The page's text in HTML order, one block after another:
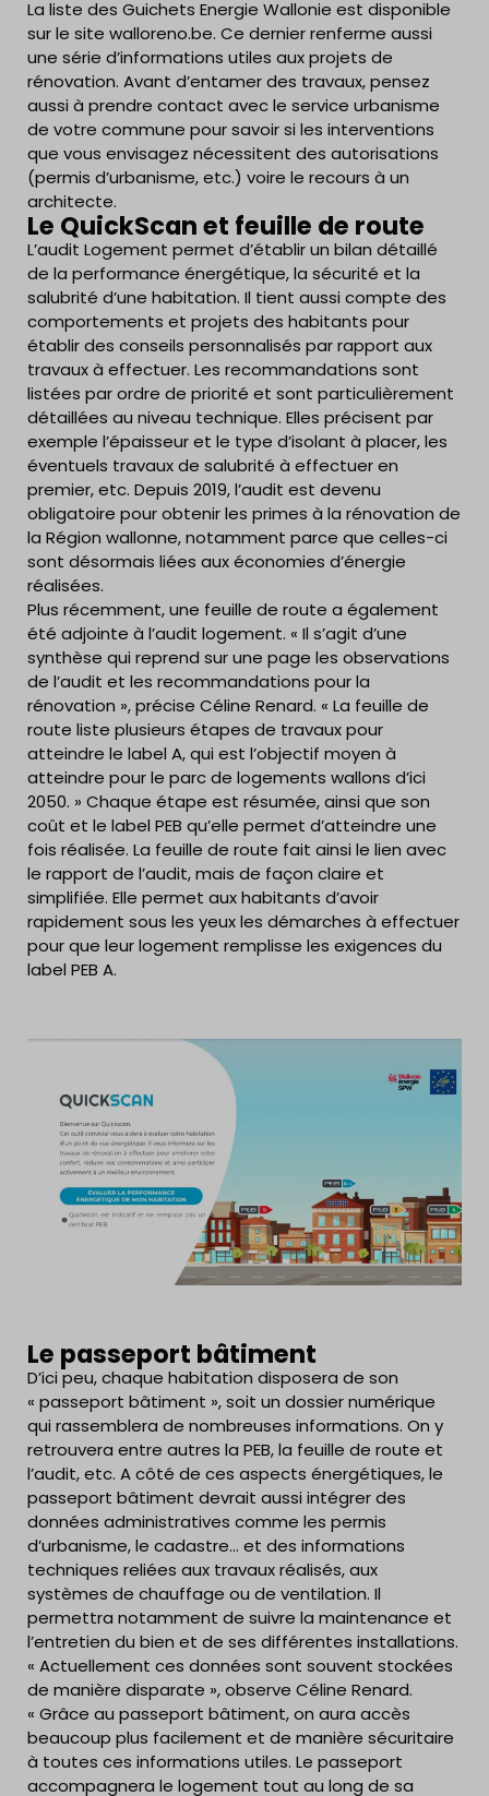
La liste des Guichets Energie Wallonie est disponible
sur le site walloreno.be. Ce dernier renferme aussi
une série d’informations utiles aux projets de
rénovation. Avant d’entamer des travaux, pensez
aussi à prendre contact avec le service urbanisme
de votre commune pour savoir si les interventions
que vous envisagez nécessitent des autorisations
(permis d’urbanisme, etc.) voire le recours à un
architecte.
Le QuickScan et feuille de route
L’audit Logement permet d’établir un bilan détaillé
de la performance énergétique, la sécurité et la
salubrité d’une habitation. Il tient aussi compte des
comportements et projets des habitants pour
établir des conseils personnalisés par rapport aux
travaux à effectuer. Les recommandations sont
listées par ordre de priorité et sont particulièrement
détaillées au niveau technique. Elles précisent par
exemple l’épaisseur et le type d’isolant à placer, les
éventuels travaux de salubrité à effectuer en
premier, etc. Depuis 2019, l’audit est devenu
obligatoire pour obtenir les primes à la rénovation de
la Région wallonne, notamment parce que celles-ci
sont désormais liées aux économies d’énergie
réalisées.
Plus récemment, une feuille de route a également
été adjointe à l’audit logement. « Il s’agit d’une
synthèse qui reprend sur une page les observations
de l’audit et les recommandations pour la
rénovation », précise Céline Renard. « La feuille de
route liste plusieurs étapes de travaux pour
atteindre le label A, qui est l’objectif moyen à
atteindre pour le parc de logements wallons d’ici
2050. » Chaque étape est résumée, ainsi que son
coût et le label PEB qu’elle permet d’atteindre une
fois réalisée. La feuille de route fait ainsi le lien avec
le rapport de l’audit, mais de façon claire et
simplifiée. Elle permet aux habitants d’avoir
rapidement sous les yeux les démarches à effectuer
pour que leur logement remplisse les exigences du
label PEB A.
Le passeport bâtiment
D’ici peu, chaque habitation disposera de son
« passeport bâtiment », soit un dossier numérique
qui rassemblera de nombreuses informations. On y
retrouvera entre autres la PEB, la feuille de route et
l’audit, etc. A côté de ces aspects énergétiques, le
passeport bâtiment devrait aussi intégrer des
données administratives comme les permis
d’urbanisme, le cadastre… et des informations
techniques reliées aux travaux réalisés, aux
systèmes de chauffage ou de ventilation. Il
permettra notamment de suivre la maintenance et
l’entretien du bien et de ses différentes installations.
« Actuellement ces données sont souvent stockées
de manière disparate », observe Céline Renard.
« Grâce au passeport bâtiment, on aura accès
beaucoup plus facilement et de manière sécuritaire
à toutes ces informations utiles. Le passeport
accompagnera le logement tout au long de sa